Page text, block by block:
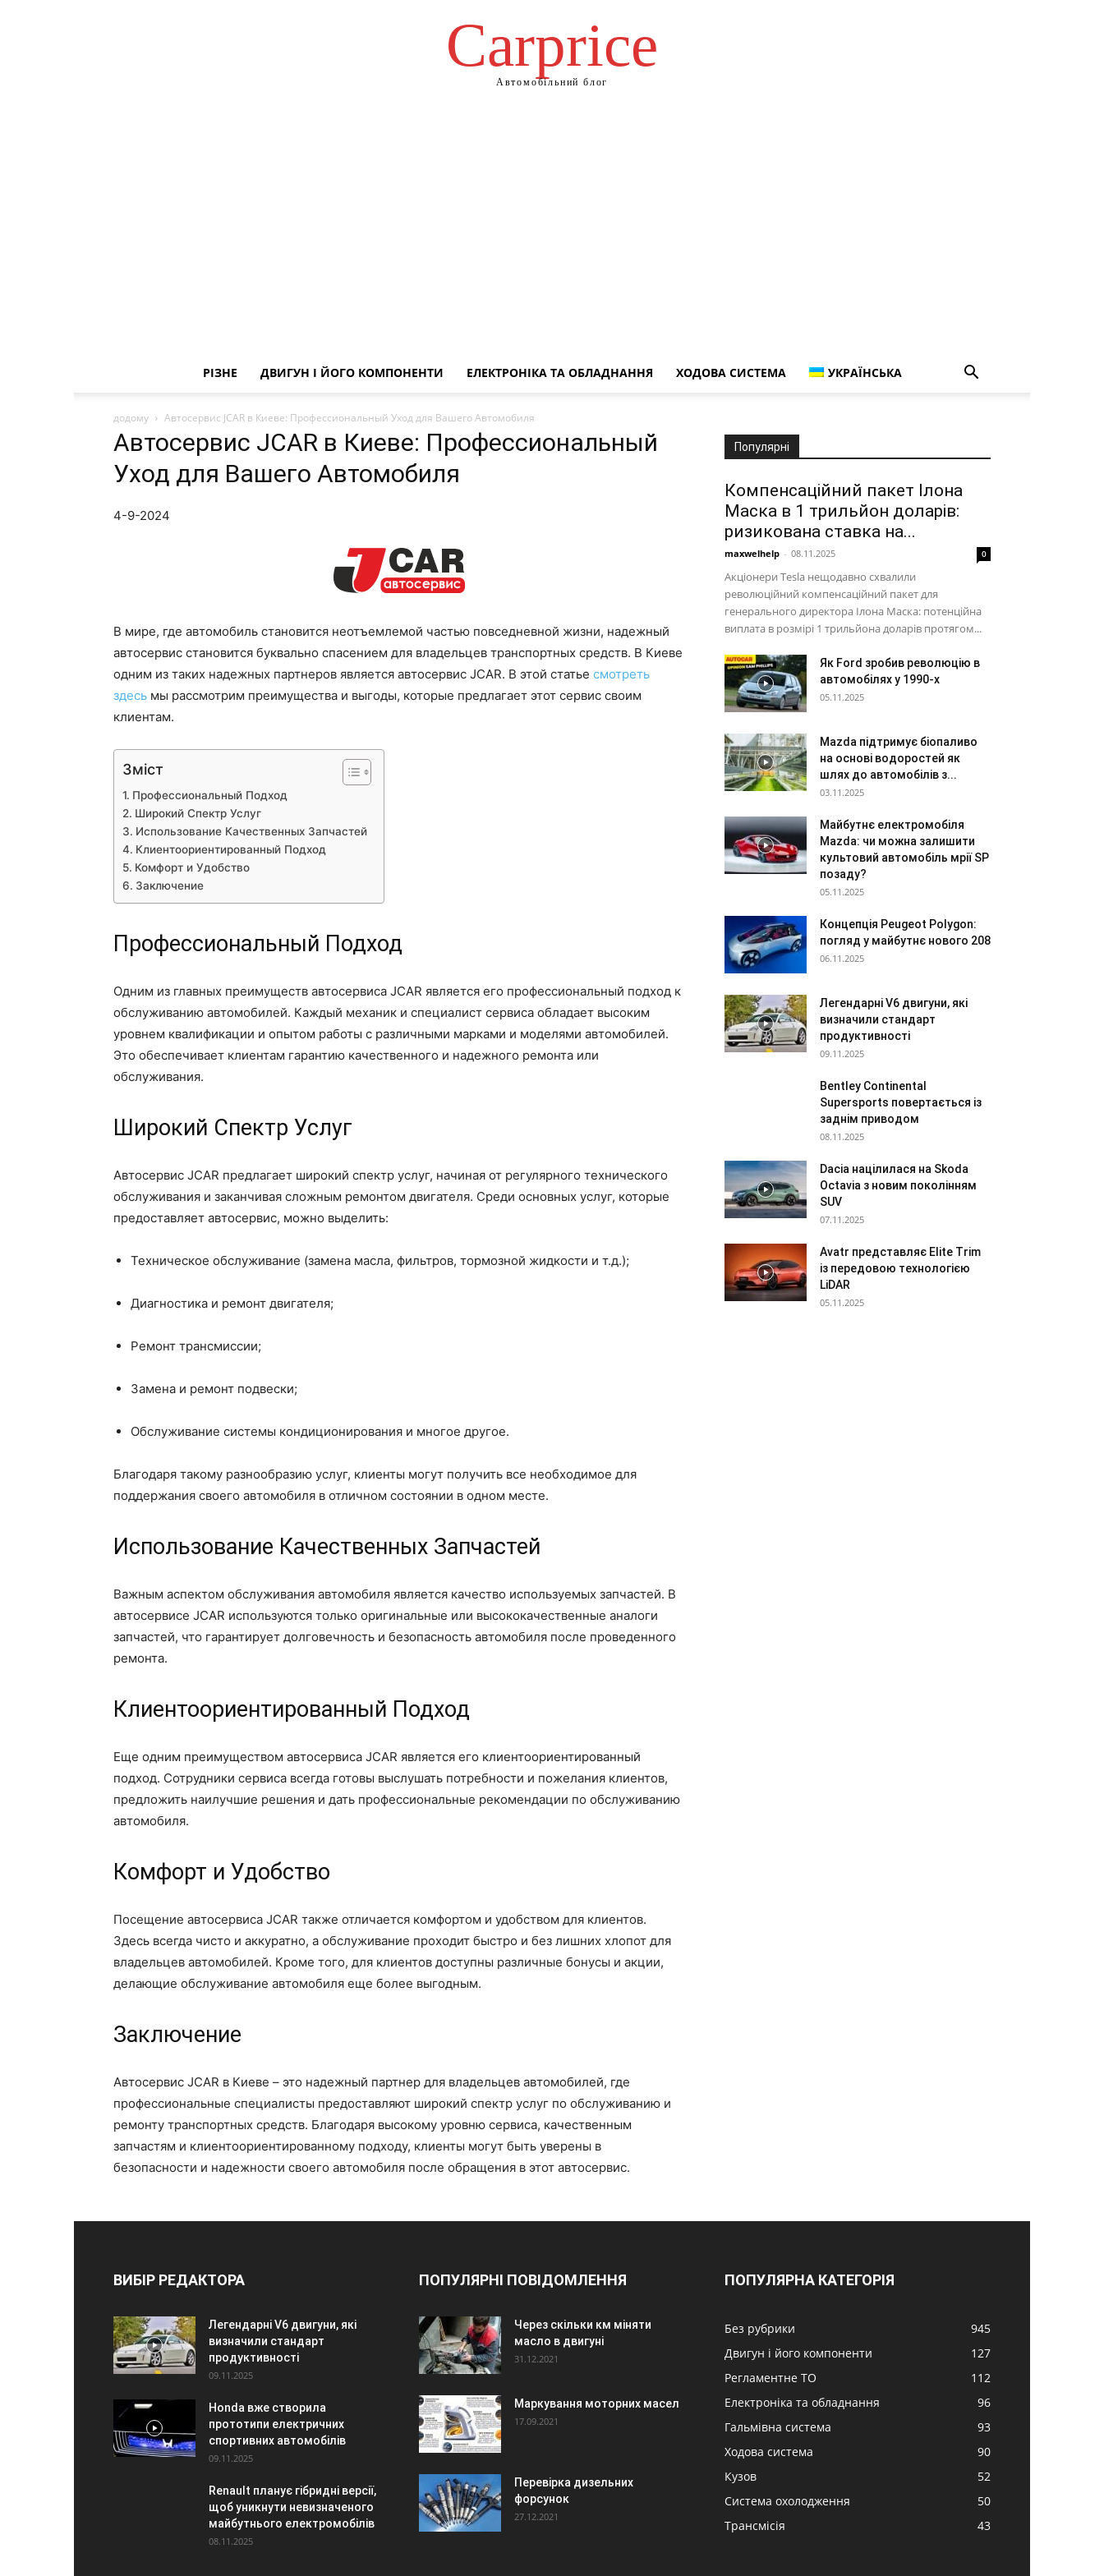
Сarprice
Автомобільний блог
РІЗНЕ ДВИГУН І ЙОГО КОМПОНЕНТИ ЕЛЕКТРОНІКА ТА ОБЛАДНАННЯ ХОДОВА СИСТЕМА УКРАЇНСЬКА
додому Автосервис JCAR в Киеве: Профессиональный Уход для Вашего Автомобиля
Автосервис JCAR в Киеве: Профессиональный
Уход для Вашего Автомобиля
4-9-2024
В мире, где автомобиль становится неотъемлемой частью повседневной жизни, надежный
автосервис становится буквально спасением для владельцев транспортных средств. В Киеве
одним из таких надежных партнеров является автосервис JCAR. В этой статье смотреть
здесь мы рассмотрим преимущества и выгоды, которые предлагает этот сервис своим
клиентам.
Зміст
Профессиональный Подход
Широкий Спектр Услуг
Использование Качественных Запчастей
Клиентоориентированный Подход
Комфорт и Удобство
Заключение
Профессиональный Подход
Одним из главных преимуществ автосервиса JCAR является его профессиональный подход к
обслуживанию автомобилей. Каждый механик и специалист сервиса обладает высоким
уровнем квалификации и опытом работы с различными марками и моделями автомобилей.
Это обеспечивает клиентам гарантию качественного и надежного ремонта или
обслуживания.
Широкий Спектр Услуг
Автосервис JCAR предлагает широкий спектр услуг, начиная от регулярного технического
обслуживания и заканчивая сложным ремонтом двигателя. Среди основных услуг, которые
предоставляет автосервис, можно выделить:
Техническое обслуживание (замена масла, фильтров, тормозной жидкости и т.д.);
Диагностика и ремонт двигателя;
Ремонт трансмиссии;
Замена и ремонт подвески;
Обслуживание системы кондиционирования и многое другое.
Благодаря такому разнообразию услуг, клиенты могут получить все необходимое для
поддержания своего автомобиля в отличном состоянии в одном месте.
Использование Качественных Запчастей
Важным аспектом обслуживания автомобиля является качество используемых запчастей. В
автосервисе JCAR используются только оригинальные или высококачественные аналоги
запчастей, что гарантирует долговечность и безопасность автомобиля после проведенного
ремонта.
Клиентоориентированный Подход
Еще одним преимуществом автосервиса JCAR является его клиентоориентированный
подход. Сотрудники сервиса всегда готовы выслушать потребности и пожелания клиентов,
предложить наилучшие решения и дать профессиональные рекомендации по обслуживанию
автомобиля.
Комфорт и Удобство
Посещение автосервиса JCAR также отличается комфортом и удобством для клиентов.
Здесь всегда чисто и аккуратно, а обслуживание проходит быстро и без лишних хлопот для
владельцев автомобилей. Кроме того, для клиентов доступны различные бонусы и акции,
делающие обслуживание автомобиля еще более выгодным.
Заключение
Автосервис JCAR в Киеве – это надежный партнер для владельцев автомобилей, где
профессиональные специалисты предоставляют широкий спектр услуг по обслуживанию и
ремонту транспортных средств. Благодаря высокому уровню сервиса, качественным
запчастям и клиентоориентированному подходу, клиенты могут быть уверены в
безопасности и надежности своего автомобиля после обращения в этот автосервис.
Популярні
Компенсаційний пакет Ілона
Маска в 1 трильйон доларів:
ризикована ставка на...
maxwelhelp - 08.11.2025 0
Акціонери Tesla нещодавно схвалили
революційний компенсаційний пакет для
генерального директора Ілона Маска: потенційна
виплата в розмірі 1 трильйона доларів протягом...
Як Ford зробив революцію в
автомобілях у 1990-х
05.11.2025
Mazda підтримує біопаливо
на основі водоростей як
шлях до автомобілів з...
03.11.2025
Майбутнє електромобіля
Mazda: чи можна залишити
культовий автомобіль мрії SP
позаду?
05.11.2025
Концепція Peugeot Polygon:
погляд у майбутнє нового 208
06.11.2025
Легендарні V6 двигуни, які
визначили стандарт
продуктивності
09.11.2025
Bentley Continental
Supersports повертається із
заднім приводом
08.11.2025
Dacia націлилася на Skoda
Octavia з новим поколінням
SUV
07.11.2025
Avatr представляє Elite Trim
із передовою технологією
LiDAR
05.11.2025
ВИБІР РЕДАКТОРА
Легендарні V6 двигуни, які
визначили стандарт
продуктивності
09.11.2025
Honda вже створила
прототипи електричних
спортивних автомобілів
09.11.2025
Renault планує гібридні версії,
щоб уникнути невизначеного
майбутнього електромобілів
08.11.2025
ПОПУЛЯРНІ ПОВІДОМЛЕННЯ
Через скільки км міняти
масло в двигуні
31.12.2021
Маркування моторних масел
17.09.2021
Перевірка дизельних
форсунок
27.12.2021
ПОПУЛЯРНА КАТЕГОРІЯ
Без рубрики
945
Двигун і його компоненти
127
Регламентне ТО
112
Електроніка та обладнання
96
Гальмівна система
93
Ходова система
90
Кузов
52
Система охолодження
50
Трансмісія
43